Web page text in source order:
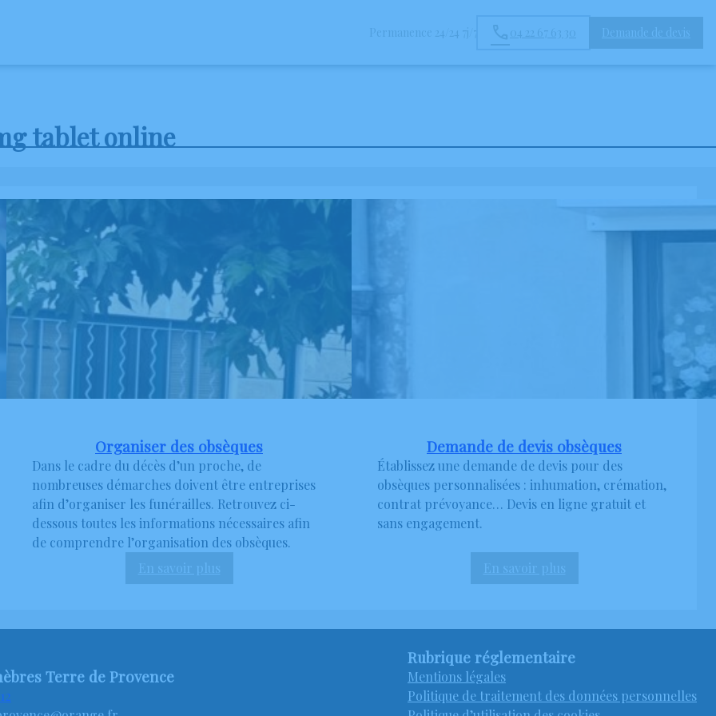
Permanence 24/24 7j/7 04 22 67 63 30 Demande de devis
tablet online
Organiser des obsèques
Dans le cadre du décès d’un proche, de
nombreuses démarches doivent être entreprises
afin d’organiser les funérailles. Retrouvez ci-
dessous toutes les informations nécessaires afin
de comprendre l’organisation des obsèques.
En savoir plus
:
obsèques
Demande de devis obsèques
Établissez une demande de devis pour des
obsèques personnalisées : inhumation, crémation,
contrat prévoyance… Devis en ligne gratuit et
sans engagement.
En savoir plus
:
devis
obsèques
Terre de Provence
Rubrique réglementaire
Mentions légales
Politique de traitement des données personnelles